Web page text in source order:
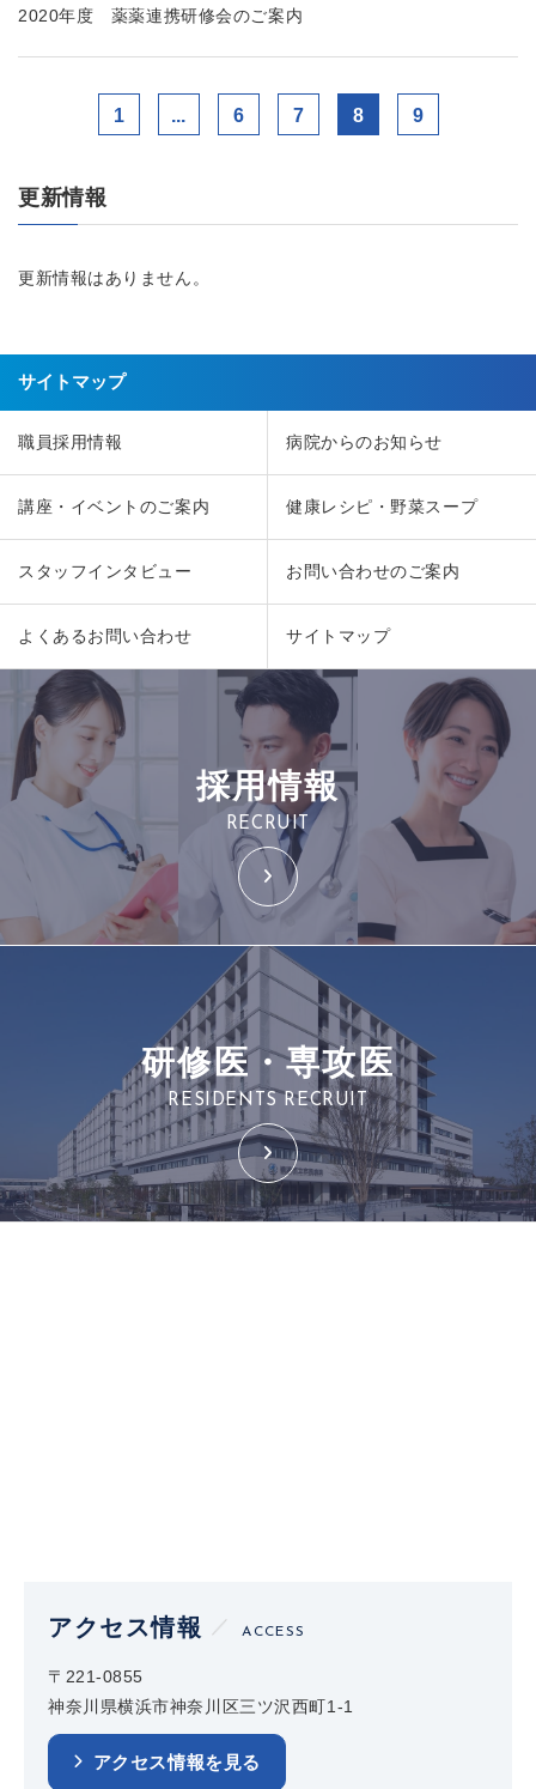
2020年度 薬薬連携研修会のご案内
1 ... 6 7 8 9
更新情報
更新情報はありません。
サイトマップ
職員採用情報 病院からのお知らせ
講座・イベントのご案内 健康レシピ・野菜スープ
スタッフインタビュー お問い合わせのご案内
よくあるお問い合わせ サイトマップ
採用情報
RECRUIT
研修医・専攻医
RESIDENTS RECRUIT
アクセス情報 ACCESS
〒221-0855
神奈川県横浜市神奈川区三ツ沢西町1-1
アクセス情報を見る